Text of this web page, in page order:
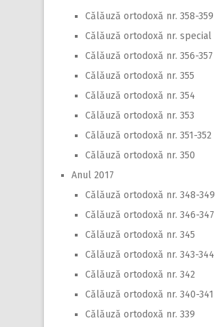
Călăuză ortodoxă nr. 358-359
Călăuză ortodoxă nr. special
Călăuză ortodoxă nr. 356-357
Călăuză ortodoxă nr. 355
Călăuză ortodoxă nr. 354
Călăuză ortodoxă nr. 353
Călăuză ortodoxă nr. 351-352
Călăuză ortodoxă nr. 350
Anul 2017
Călăuză ortodoxă nr. 348-349
Călăuză ortodoxă nr. 346-347
Călăuză ortodoxă nr. 345
Călăuză ortodoxă nr. 343-344
Călăuză ortodoxă nr. 342
Călăuză ortodoxă nr. 340-341
Călăuză ortodoxă nr. 339